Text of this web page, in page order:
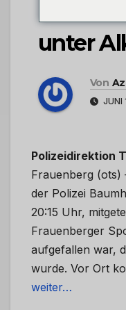
POL-
unter
Von
JUNI
Polizeidirektion
Frauenberg (ots)
der Polizei
20:15 Uhr,
Frauenberger
aufgefallen war,
wurde. Vor Ort
weiter…